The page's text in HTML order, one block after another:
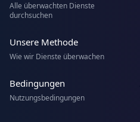
Alle überwachten Dienste
durchsuchen
Unsere Methode
Wie wir Dienste überwachen
Bedingungen
Nutzungsbedingungen